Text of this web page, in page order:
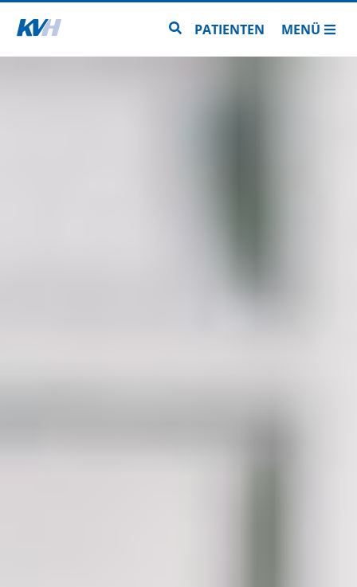
Zur Startseite Zur Seitensuche
PATIENTEN MENÜ